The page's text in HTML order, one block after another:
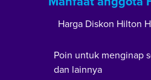
Harga Diskon Hilton
Poin untuk menginap
dan lainnya